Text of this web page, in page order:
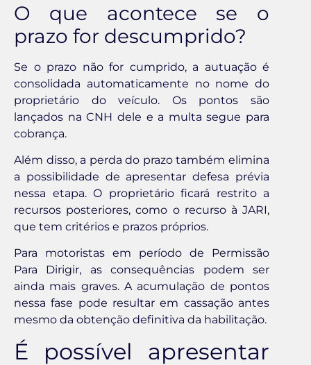
O que acontece se o
prazo for descumprido?
Se o prazo não for cumprido, a autuação é
consolidada automaticamente no nome do
proprietário do veículo. Os pontos são
lançados na CNH dele e a multa segue para
cobrança.
Além disso, a perda do prazo também elimina
a possibilidade de apresentar defesa prévia
nessa etapa. O proprietário ficará restrito a
recursos posteriores, como o recurso à JARI,
que tem critérios e prazos próprios.
Para motoristas em período de Permissão
Para Dirigir, as consequências podem ser
ainda mais graves. A acumulação de pontos
nessa fase pode resultar em cassação antes
mesmo da obtenção definitiva da habilitação.
É possível apresentar